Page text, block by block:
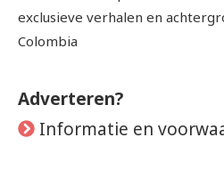
exclusieve verhalen en
Colombia
Adverteren?
Informatie en